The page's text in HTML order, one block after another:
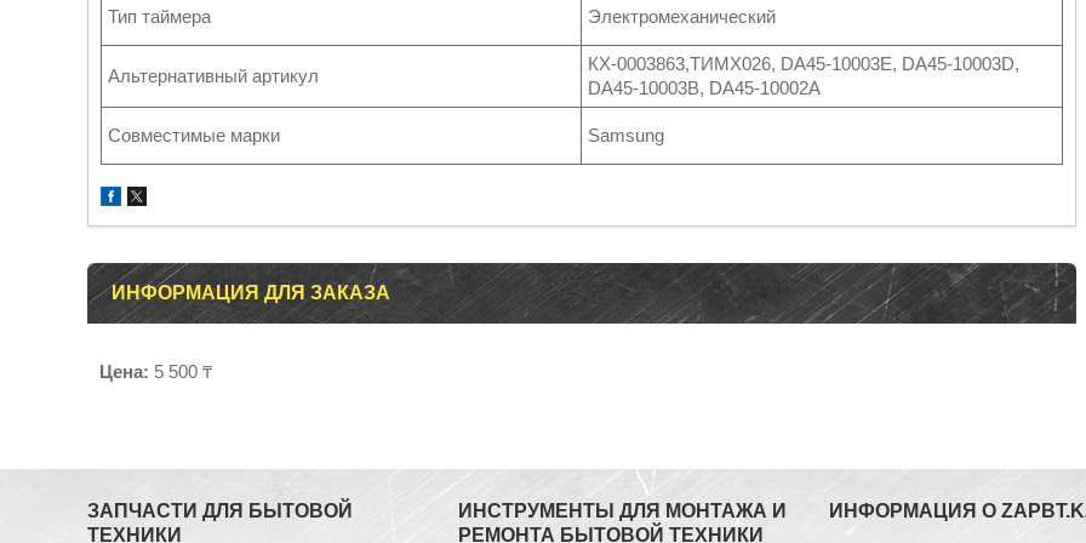
Тип таймера Электромеханический
Альтернативный артикул
КХ-0003863,ТИМХ026, DA45-10003E, DA45-10003D,
DA45-10003B, DA45-10002A
Совместимые марки Samsung
ИНФОРМАЦИЯ ДЛЯ ЗАКАЗА
Цена: 5 500 ₸
ЗАПЧАСТИ ДЛЯ БЫТОВОЙ
ТЕХНИКИ
ИНСТРУМЕНТЫ ДЛЯ МОНТАЖА И
РЕМОНТА БЫТОВОЙ ТЕХНИКИ
ИНФОРМАЦИЯ О